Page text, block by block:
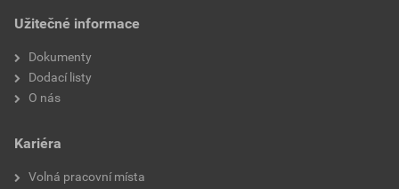
Míra smrštění
Tisknutelné
Užitečné informace
Dokumenty
Dodací listy
O nás
Kariéra
Volná pracovní místa